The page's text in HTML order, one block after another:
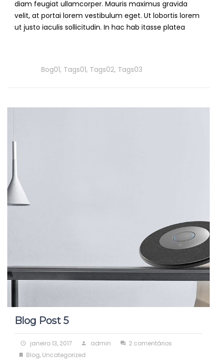
diam feugiat ullamcorper. Mauris maximus gravida
velit, at portai lorem vestibulum eget. Ut lobortis lorem
ut justo iaculis sollicitudin. In hac hab itasse platea
Bog01, Tags01, Tags02, Tags03
Blog Post 5
Posted
on
janeiro 13, 2017 Author
admin 2 comentários
Categories
Blog, Uncategorized